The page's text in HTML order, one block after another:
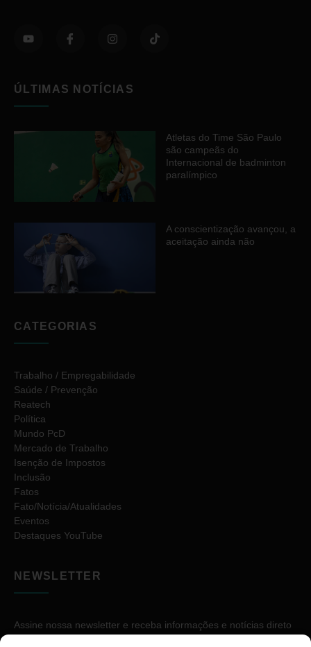
ÚLTIMAS NOTÍCIAS
Atletas do Time São Paulo
são campeãs do
Internacional de badminton
paralímpico
A conscientização avançou, a
aceitação ainda não
CATEGORIAS
Trabalho / Empregabilidade
Saúde / Prevenção
Reatech
Política
Mundo PcD
Mercado de Trabalho
Isenção de Impostos
Inclusão
Fatos
Fato/Notícia/Atualidades
Eventos
Destaques YouTube
NEWSLETTER
Assine nossa newsletter e receba informações e notícias direto